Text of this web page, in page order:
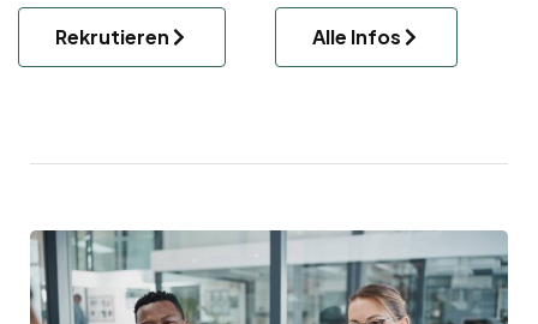
Rekrutieren Alle Infos